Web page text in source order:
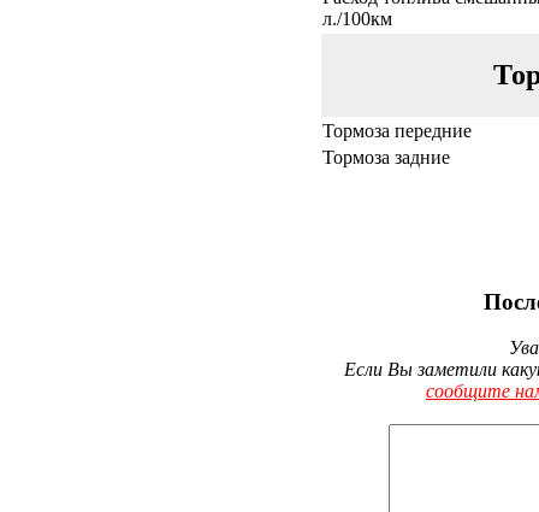
л./100км
Тормоза передние
Тормоза задние
Если Вы заметили
сообщите